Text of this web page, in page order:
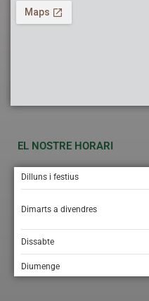
EL NOSTRE HORARI
Dilluns i festius
Dimarts a divendres
Dissabte
Diumenge